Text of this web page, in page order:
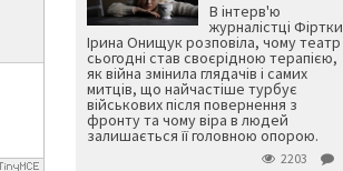
В інтерв'ю
журналістці Фіртки
Ірина Онищук розповіла, чому театр
сьогодні став своєрідною терапією,
як війна змінила глядачів і самих
митців, що найчастіше турбує
військових після повернення з
фронту та чому віра в людей
залишається її головною опорою.
2203